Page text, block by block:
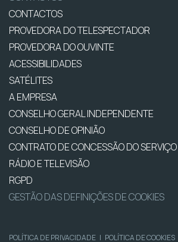
CONTACTOS
PROVEDORA DO TELESPECTADOR
PROVEDORA DO OUVINTE
ACESSIBILIDADES
SATÉLITES
A EMPRESA
CONSELHO GERAL INDEPENDENTE
CONSELHO DE OPINIÃO
CONTRATO DE CONCESSÃO DO
RÁDIO E TELEVISÃO
RGPD
GESTÃO DAS DEFINIÇÕES DE COOKIES
POLÍTICA DE PRIVACIDADE | POLÍTICA DE COOKIES